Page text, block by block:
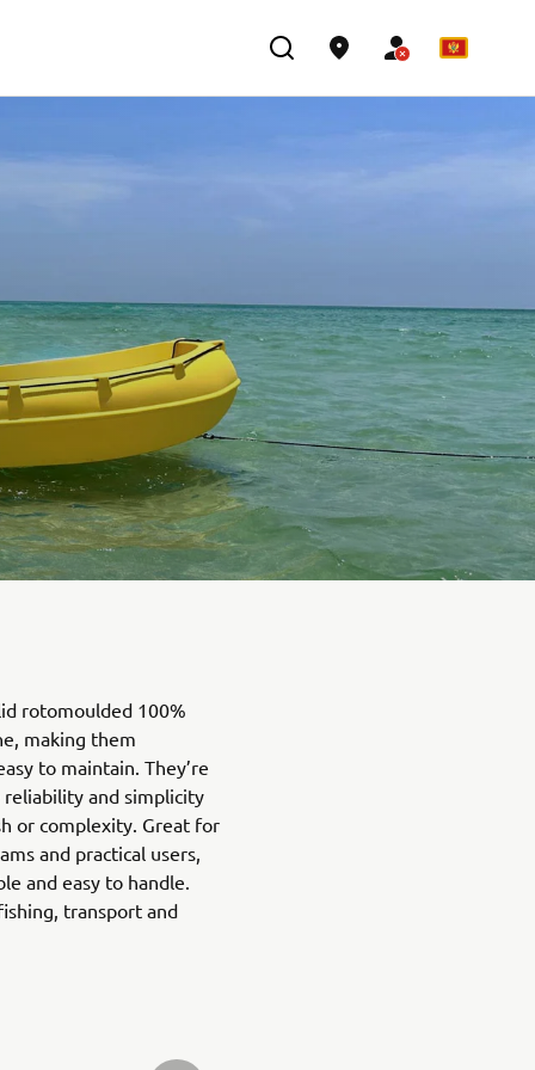
rotomoulded 100%
making them
to maintain. They’re
and simplicity
or complexity. Great for
and practical users,
and easy to handle.
transport and